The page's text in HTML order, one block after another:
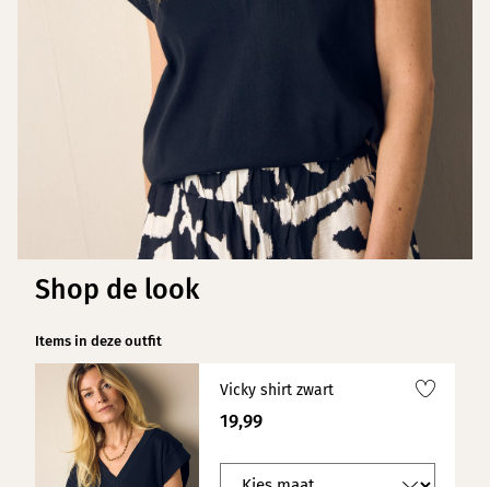
Shop de look
Items in deze outfit
Vicky shirt zwart
19,99